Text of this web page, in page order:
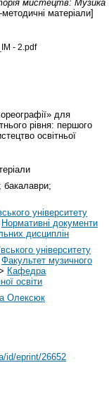
мистецтв: Музика
матеріали]
- 2.pdf
для
рівня: першого
освітньої
бакалаври;
університету
Нормативні документи
дисциплін
університету
Факультет музичного
Кафедра
освіти
Олексюк
id/eprint/26652